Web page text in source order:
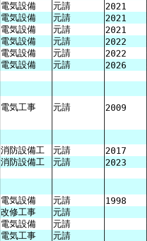
電気設備 元請 2021
電気設備 元請 2021
電気設備 元請 2021
電気設備 元請 2022
電気設備 元請 2022
電気設備 元請 2026
電気工事 元請 2009
消防設備工 元請 2017
消防設備工 元請 2023
電気設備 元請 1998
改修工事 元請
電気設備 元請
電気工事 元請